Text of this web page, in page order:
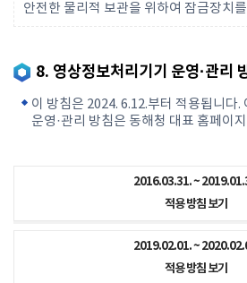
안전한 물리적 보관을 위하여 잠금장치
8. 영상정보처리기기 운영·관리
이 방침은 2024. 6.12.부터 적용됩니다.
운영·관리 방침은 동해청 대표 홈페이
2016.03.31. ~
적용 방침 보기
2019.02.01. ~
적용 방침 보기